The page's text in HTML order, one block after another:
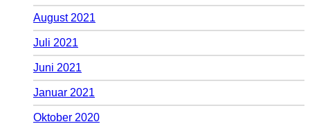
August 2021
Juli 2021
Juni 2021
Januar 2021
Oktober 2020